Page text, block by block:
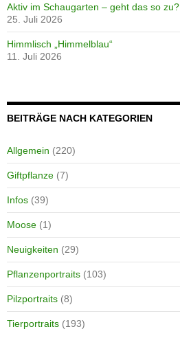
Aktiv im Schaugarten – geht das so zu?
25. Juli 2026
Himmlisch „Himmelblau“
11. Juli 2026
BEITRÄGE NACH KATEGORIEN
Allgemein (220)
Giftpflanze (7)
Infos (39)
Moose (1)
Neuigkeiten (29)
Pflanzenportraits (103)
Pilzportraits (8)
Tierportraits (193)